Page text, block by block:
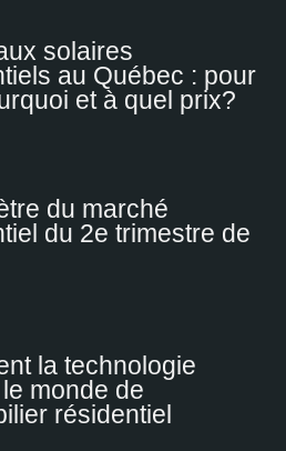
solaires
au Québec : pour
et à quel prix?
du marché
du 2e trimestre de
la technologie
monde de
résidentiel